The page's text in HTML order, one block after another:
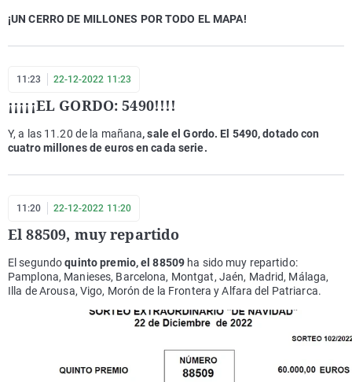
¡UN CERRO DE MILLONES POR TODO EL MAPA!
11:23 22-12-2022 11:23
¡¡¡¡¡EL GORDO: 5490!!!!
Y, a las 11.20 de la mañana, sale el Gordo. El 5490, dotado con
cuatro millones de euros en cada serie.
11:20 22-12-2022 11:20
El 88509, muy repartido
El segundoquinto premio, el 88509 ha sido muy repartido:
Pamplona, Manieses, Barcelona, Montgat, Jaén, Madrid, Málaga,
Illa de Arousa, Vigo, Morón de la Frontera y Alfara del Patriarca.